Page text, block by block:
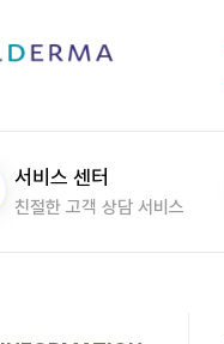
서비스 센터
친절한 고객 상담 서비스